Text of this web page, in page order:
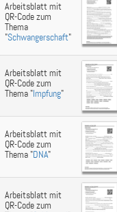
Arbeitsblatt mit
QR-Code zum
Thema
"Schwangerschaft"
Arbeitsblatt mit
QR-Code zum
Thema "Impfung"
Arbeitsblatt mit
QR-Code zum
Thema "DNA"
Arbeitsblatt mit
QR-Code zum